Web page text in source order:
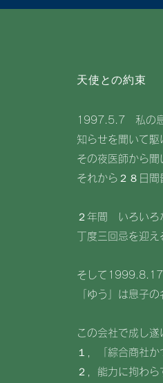
天使との約束
1997.5.7 私の息
知らせを聞いて駆
その夜医師から聞
それから２８日間
２年間 いろいろ
丁度三回忌を迎
そして1999.8.17
「ゆう」は息子の
この会社で成し遂
１，「綜合商社
２，能力に拘わ